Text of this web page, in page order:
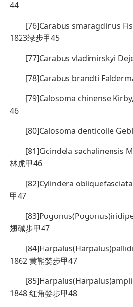
44
[76]Carabus smaragdinus
1823绿步甲45
[77]Carabus vladimirskyi
[78]Carabus brandti
[79]Calosoma chinense
46
[80]Calosoma denticolle
[81]Cicindela sachalinensis
林虎甲46
[82]Cylindera
甲47
翅碱步甲47
1862 黄鞘婪步甲47
1848 红角婪步甲48